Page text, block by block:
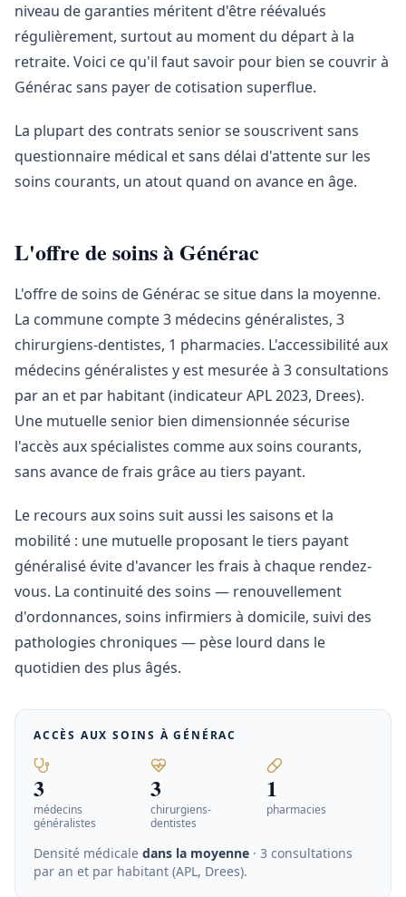
niveau de garanties méritent d'être réévalués
régulièrement, surtout au moment du départ à la
retraite. Voici ce qu'il faut savoir pour bien se couvrir à
Générac sans payer de cotisation superflue.
La plupart des contrats senior se souscrivent sans
questionnaire médical et sans délai d'attente sur les
soins courants, un atout quand on avance en âge.
L'offre de soins à Générac
L'offre de soins de Générac se situe dans la moyenne.
La commune compte 3 médecins généralistes, 3
chirurgiens-dentistes, 1 pharmacies. L'accessibilité aux
médecins généralistes y est mesurée à 3 consultations
par an et par habitant (indicateur APL 2023, Drees).
Une mutuelle senior bien dimensionnée sécurise
l'accès aux spécialistes comme aux soins courants,
sans avance de frais grâce au tiers payant.
Le recours aux soins suit aussi les saisons et la
mobilité : une mutuelle proposant le tiers payant
généralisé évite d'avancer les frais à chaque rendez-
vous. La continuité des soins — renouvellement
d'ordonnances, soins infirmiers à domicile, suivi des
pathologies chroniques — pèse lourd dans le
quotidien des plus âgés.
ACCÈS AUX SOINS ÀGÉNÉRAC
3
médecins
généralistes
3
chirurgiens-
dentistes
1
pharmacies
Densité médicale dans la moyenne · 3 consultations
par an et par habitant (APL, Drees).